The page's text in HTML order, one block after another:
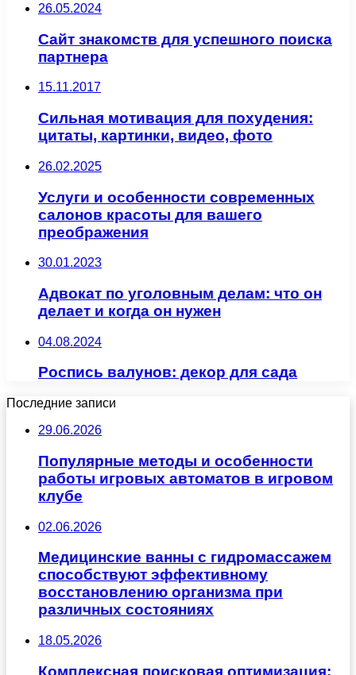
26.05.2024
Сайт знакомств для успешного поиска
партнера
15.11.2017
Сильная мотивация для похудения:
цитаты, картинки, видео, фото
26.02.2025
Услуги и особенности современных
салонов красоты для вашего
преображения
30.01.2023
Адвокат по уголовным делам: что он
делает и когда он нужен
04.08.2024
Роспись валунов: декор для сада
Последние записи
29.06.2026
Популярные методы и особенности
работы игровых автоматов в игровом
клубе
02.06.2026
Медицинские ванны с гидромассажем
способствуют эффективному
восстановлению организма при
различных состояниях
18.05.2026
Комплексная поисковая оптимизация: